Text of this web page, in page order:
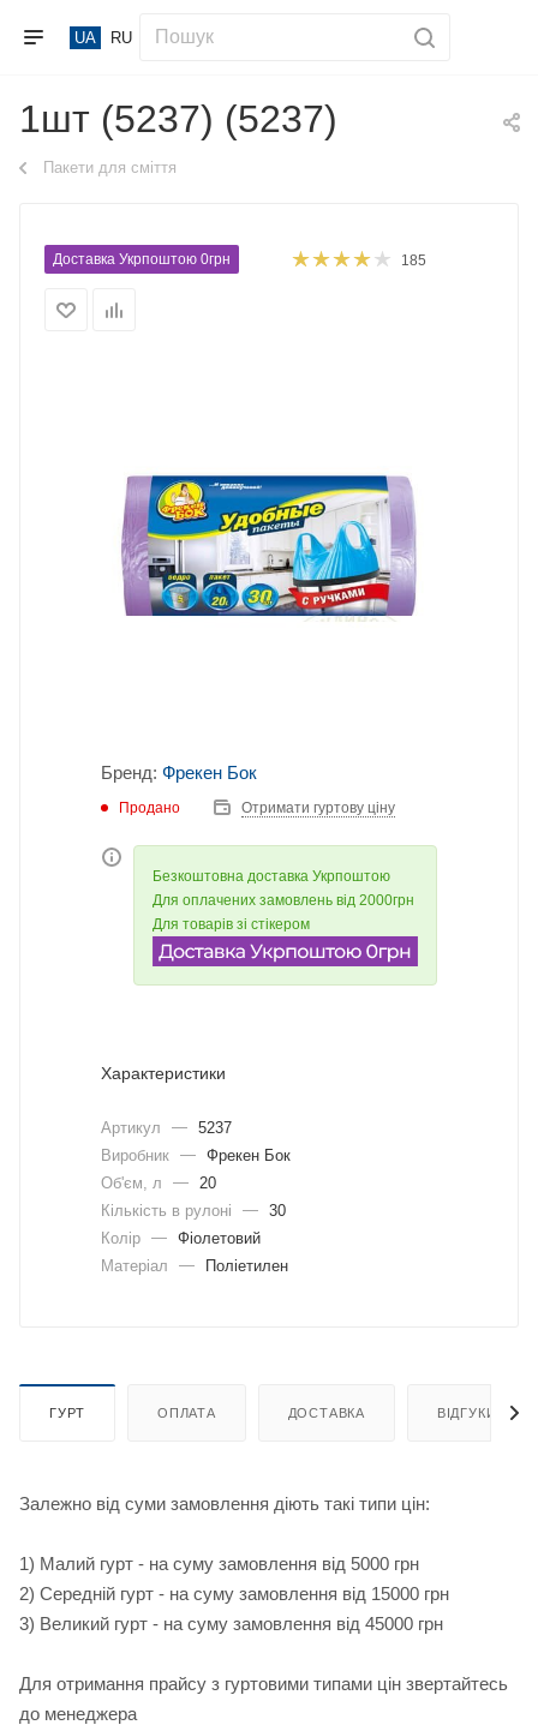
UA RU
1шт (5237) (5237)
Пакети для сміття
Доставка Укрпоштою 0грн 185
Бренд: Фрекен Бок
Продано Отримати гуртову ціну
Безкоштовна доставка Укрпоштою
Для оплачених замовлень від 2000грн
Для товарів зі стікером
Характеристики
Артикул — 5237
Виробник — Фрекен Бок
Об'єм, л
—
20
Кількість в рулоні
— 30
Колір — Фіолетовий
Матеріал
— Поліетилен
ГУРТ ОПЛАТА ДОСТАВКА ВІДГУКИ
Залежно від суми замовлення діють такі типи цін:
1) Малий гурт - на суму замовлення від 5000 грн
2) Середній гурт - на суму замовлення від 15000 грн
3) Великий гурт - на суму замовлення від 45000 грн
Для отримання прайсу з гуртовими типами цін звертайтесь
до менеджера